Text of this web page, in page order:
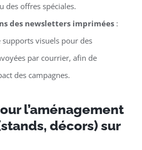
des offres spéciales.
des newsletters imprimées:
supports visuels pour des
par courrier, afin de
des campagnes.
l’aménagement
décors) sur